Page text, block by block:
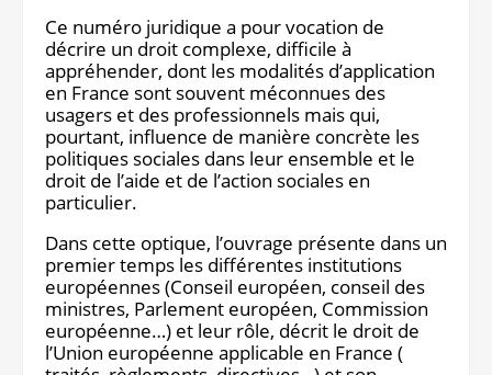
Ce numéro juridique a pour vocation de
décrire un droit complexe, difficile à
appréhender, dont les modalités d’application
en France sont souvent méconnues des
usagers et des professionnels mais qui,
pourtant, influence de manière concrète les
politiques sociales dans leur ensemble et le
droit de l’aide et de l’action sociales en
particulier.
Dans cette optique, l’ouvrage présente dans un
premier temps les différentes institutions
européennes (Conseil européen, conseil des
ministres, Parlement européen, Commission
européenne…) et leur rôle, décrit le droit de
l’Union européenne applicable en France (